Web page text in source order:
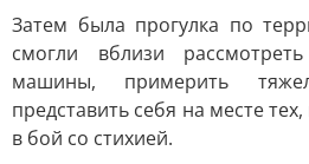
Затем была прогулка по
смогли вблизи
машины, примерить
представить себя на месте
в бой со стихией.